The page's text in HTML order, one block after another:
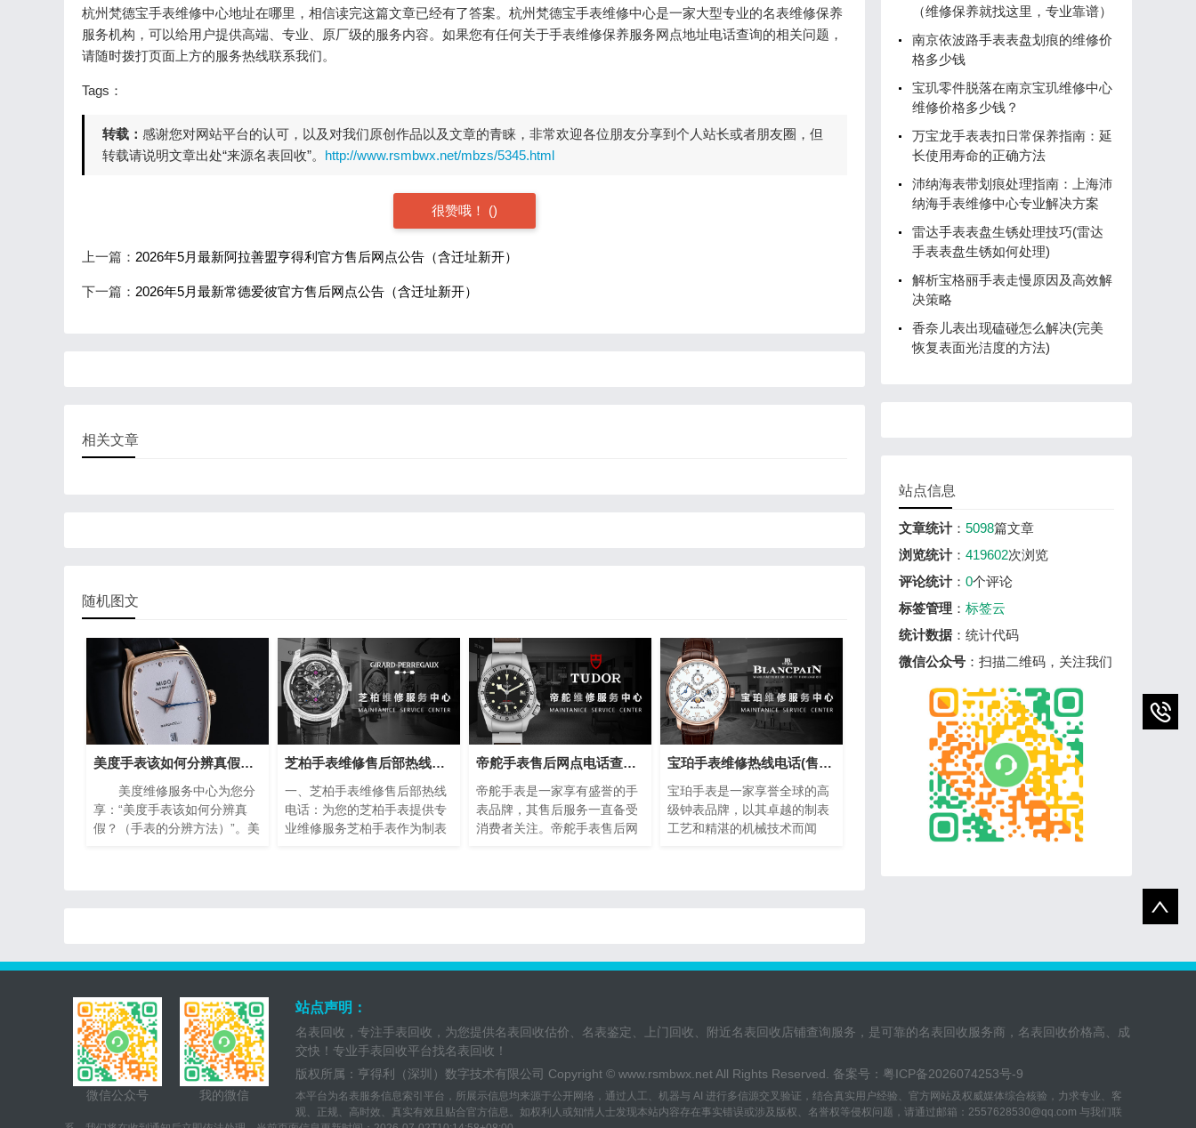
杭州梵德宝手表维修中心地址在哪里，相信读完这篇文章已经有了答案。杭州梵德宝手表维修中心是一家大型专业的名表维修保养
服务机构，可以给用户提供高端、专业、原厂级的服务内容。如果您有任何关于手表维修保养服务网点地址电话查询的相关问题，
请随时拨打页面上方的服务热线联系我们。
Tags：
转载： 感谢您对网站平台的认可，以及对我们原创作品以及文章的青睐，非常欢迎各位朋友分享到个人站长或者朋友圈，但
转载请说明文章出处“来源名表回收”。 http://www.rsmbwx.net/mbzs/5345.html
很赞哦！ ()
上一篇： 2026年5月最新阿拉善盟亨得利官方售后网点公告（含迁址新开）
下一篇： 2026年5月最新常德爱彼官方售后网点公告（含迁址新开）
相关文章
随机图文
美度手表该如何分辨真假？（手表的分辨方法）
美度维修服务中心为您分
享：“美度手表该如何分辨真
假？（手表的分辨方法）”。美
面将介绍一些简单而实用的方
伪，确保购买到正品。
芝柏手表维修售后部热线电话(专业芝柏手表维修服务，售后热线24小时为您解答)
一、芝柏手表维修售后部热线
电话：为您的芝柏手表提供专
业维修服务芝柏手表作为制表
电话成为了芝柏手表拥有者的
帝舵手表售后网点电话查询(全国服务网点查询方法)
帝舵手表是一家享有盛誉的手
表品牌，其售后服务一直备受
消费者关注。帝舵手表售后网
意事项。
宝珀手表维修热线电话(售后服务专线)
宝珀手表是一家享誉全球的高
级钟表品牌，以其卓越的制表
工艺和精湛的机械技术而闻
（维修保养就找这里，专业靠谱）
南京依波路手表表盘划痕的维修价
格多少钱
宝玑零件脱落在南京宝玑维修中心
维修价格多少钱？
万宝龙手表表扣日常保养指南：延
长使用寿命的正确方法
沛纳海表带划痕处理指南：上海沛
纳海手表维修中心专业解决方案
雷达手表表盘生锈处理技巧(雷达
手表表盘生锈如何处理)
解析宝格丽手表走慢原因及高效解
决策略
香奈儿表出现磕碰怎么解决(完美
恢复表面光洁度的方法)
站点信息
文章统计： 5098篇文章
浏览统计： 419602次浏览
评论统计： 0个评论
标签管理 ： 标签云
统计数据 ：统计代码
微信公众号 ：扫描二维码，关注我们
微信公众号 我的微信
站点声明：
名表回收，专注手表回收，为您提供名表回收估价、名表鉴定、上门回收、附近名表回收店铺查询服务，是可靠的名表回收服务商，名表回收价格高、成
交快！专业手表回收平台找名表回收！
版权所属：亨得利（深圳）数字技术有限公司 Copyright © www.rsmbwx.net All Rights Reserved. 备案号： 粤ICP备2026074253号-9
本平台为名表服务信息索引平台，所展示信息均来源于公开网络，通过人工、机器与 AI 进行多信源交叉验证，结合真实用户经验、官方网站及权威媒体综合核验，力求专业、客
观、正规、高时效、真实有效且贴合官方信息。如权利人或知情人士发现本站内容存在事实错误或涉及版权、名誉权等侵权问题，请通过邮箱：2557628530@qq.com 与我们联